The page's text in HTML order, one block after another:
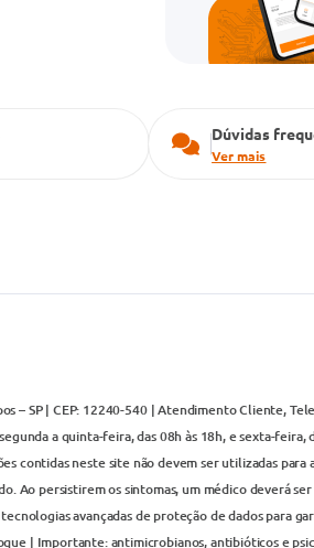
Dúvidas
Ver mais
– SP | CEP: 12240-540 | Atendimento Cliente,
a quinta-feira, das 08h às 18h, e sexta-feira,
contidas neste site não devem ser utilizadas para
Ao persistirem os sintomas, um médico deverá
avançadas de proteção de dados para
| Importante: antimicrobianos, antibióticos e